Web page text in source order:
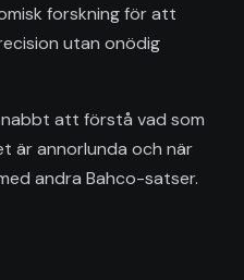
forskning för att
utan onödig
att förstå vad som
är annorlunda och när
andra Bahco-satser.